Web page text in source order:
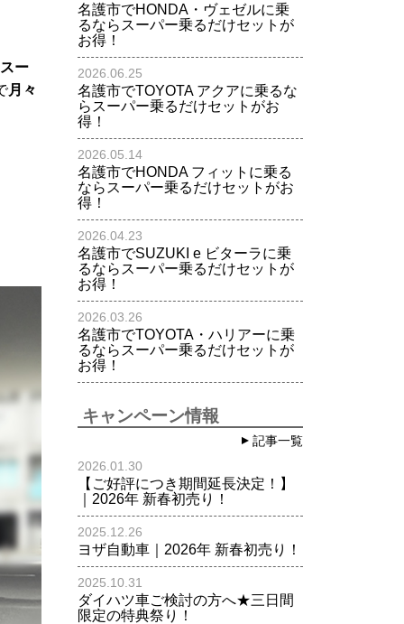
ー
月々
名護市でHONDA・ヴェゼルに乗
るならスーパー乗るだけセットが
お得！
2026.06.25
名護市でTOYOTA アクアに乗るな
らスーパー乗るだけセットがお
得！
2026.05.14
名護市でHONDA フィットに乗る
ならスーパー乗るだけセットがお
得！
2026.04.23
名護市でSUZUKI e ビターラに乗
るならスーパー乗るだけセットが
お得！
2026.03.26
名護市でTOYOTA・ハリアーに乗
るならスーパー乗るだけセットが
お得！
キャンペーン情報
記事一覧
2026.01.30
【ご好評につき期間延長決定！】
｜2026年 新春初売り！
2025.12.26
ヨザ自動車｜2026年 新春初売り！
2025.10.31
ダイハツ車ご検討の方へ★三日間
限定の特典祭り！